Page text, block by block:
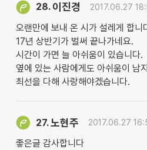
28. 이진경 2017.06.27
오랜만에 보내 온 시가 설레게 합니
17년 상반기가 벌써 끝나가네요.
시간이 가면 늘 아쉬움이 있습니다.
옆에 있는 사람에게도 아쉬움이 남
최선을 다해 사랑해야겠습니다.
27.노현주 2017.06.27
좋은글 감사합니다